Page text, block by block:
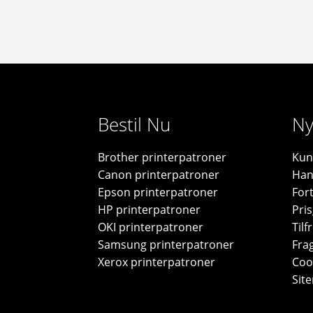
Bestil Nu
Brother printerpatroner
Canon printerpatroner
Epson printerpatroner
HP printerpatroner
OKI printerpatroner
Samsung printerpatroner
Xerox printerpatroner